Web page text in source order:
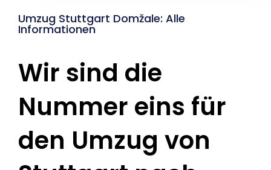
Umzug Stuttgart Domžale: Alle
Informationen
Wir sind die
Nummer eins für
den Umzug von